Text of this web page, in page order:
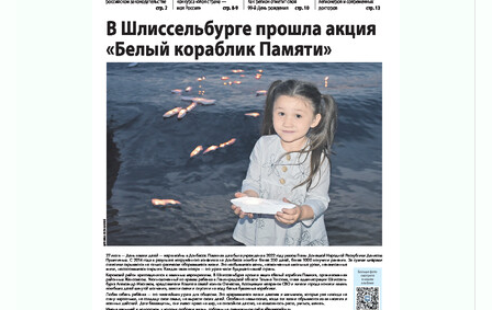
В музей всей семьёй
01 августа 2026
Без заявлений и очередей
01 августа 2026
Не женское это дело...уверены?
01 августа 2026
Все силы в кулак
01 августа 2026
Айда на пляж!
01 августа 2026
Один в поле — не воин